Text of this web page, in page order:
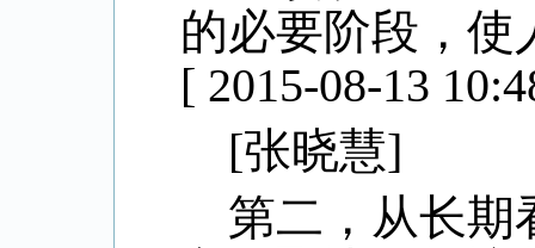
的必要阶段，使
[ 2015-08-13
[张晓慧]
第二，从长期